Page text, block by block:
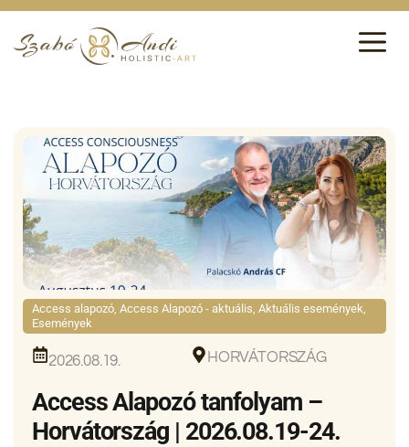
Access alapozó Access Alapozó - aktuális Aktuális események
Események
2026.08.19. HORVÁTORSZÁG
Access Alapozó tanfolyam –
Horvátország | 2026.08.19-24.